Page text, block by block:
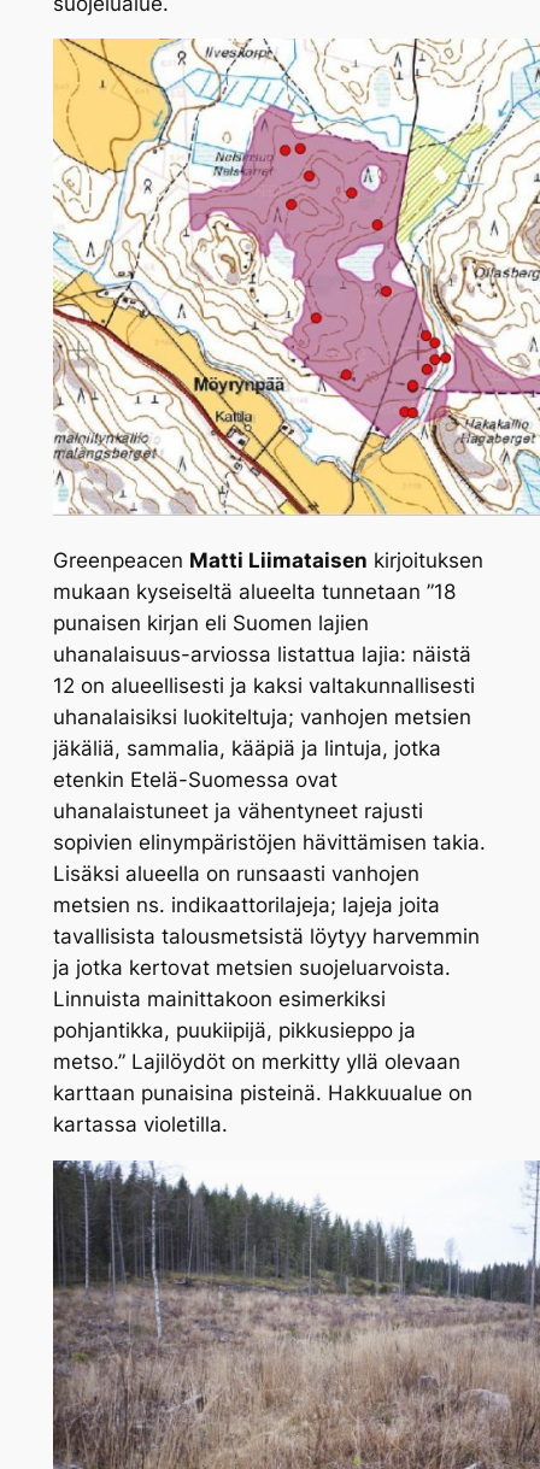
Greenpeacen Matti Liimataisen kirjoituksen
mukaan kyseiseltä alueelta tunnetaan ”18
punaisen kirjan eli Suomen lajien
uhanalaisuus-arviossa listattua lajia: näistä
12 on alueellisesti ja kaksi valtakunnallisesti
uhanalaisiksi luokiteltuja; vanhojen metsien
jäkäliä, sammalia, kääpiä ja lintuja, jotka
etenkin Etelä-Suomessa ovat
uhanalaistuneet ja vähentyneet rajusti
sopivien elinympäristöjen hävittämisen takia.
Lisäksi alueella on runsaasti vanhojen
metsien ns. indikaattorilajeja; lajeja joita
tavallisista talousmetsistä löytyy harvemmin
ja jotka kertovat metsien suojeluarvoista.
Linnuista mainittakoon esimerkiksi
pohjantikka, puukiipijä, pikkusieppo ja
metso.” Lajilöydöt on merkitty yllä olevaan
karttaan punaisina pisteinä. Hakkuualue on
kartassa violetilla.